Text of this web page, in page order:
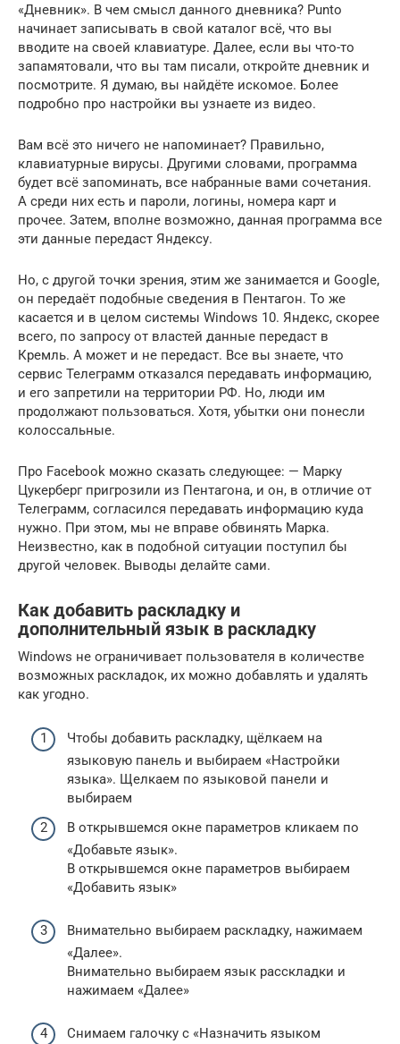
«Дневник». В чем смысл данного дневника? Punto
начинает записывать в свой каталог всё, что вы
вводите на своей клавиатуре. Далее, если вы что-то
запамятовали, что вы там писали, откройте дневник и
посмотрите. Я думаю, вы найдёте искомое. Более
подробно про настройки вы узнаете из видео.
Вам всё это ничего не напоминает? Правильно,
клавиатурные вирусы. Другими словами, программа
будет всё запоминать, все набранные вами сочетания.
А среди них есть и пароли, логины, номера карт и
прочее. Затем, вполне возможно, данная программа все
эти данные передаст Яндексу.
Но, с другой точки зрения, этим же занимается и Google,
он передаёт подобные сведения в Пентагон. То же
касается и в целом системы Windows 10. Яндекс, скорее
всего, по запросу от властей данные передаст в
Кремль. А может и не передаст. Все вы знаете, что
сервис Телеграмм отказался передавать информацию,
и его запретили на территории РФ. Но, люди им
продолжают пользоваться. Хотя, убытки они понесли
колоссальные.
Про Facebook можно сказать следующее: — Марку
Цукерберг пригрозили из Пентагона, и он, в отличие от
Телеграмм, согласился передавать информацию куда
нужно. При этом, мы не вправе обвинять Марка.
Неизвестно, как в подобной ситуации поступил бы
другой человек. Выводы делайте сами.
Как добавить раскладку и
дополнительный язык в раскладку
Windows не ограничивает пользователя в количестве
возможных раскладок, их можно добавлять и удалять
как угодно.
Чтобы добавить раскладку, щёлкаем на
языковую панель и выбираем «Настройки
языка». Щелкаем по языковой панели и
выбираем
В открывшемся окне параметров кликаем по
«Добавьте язык».
В открывшемся окне параметров выбираем
«Добавить язык»
Внимательно выбираем раскладку, нажимаем
«Далее».
Внимательно выбираем язык расскладки и
нажимаем «Далее»
Снимаем галочку с «Назначить языком